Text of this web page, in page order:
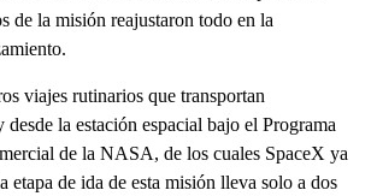
de la misión reajustaron todo en la
viajes rutinarios que transportan
desde la estación espacial bajo el Programa
de la NASA, de los cuales SpaceX ya
etapa de ida de esta misión lleva solo a dos